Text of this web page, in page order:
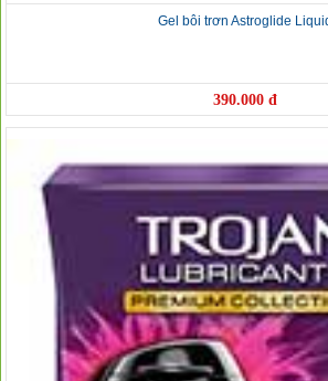
Gel bôi trơn Astroglide
390.000 đ